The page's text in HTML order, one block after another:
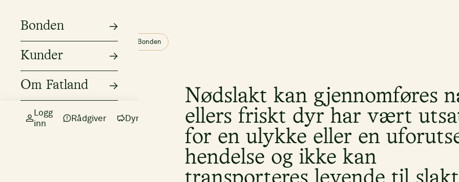
Bonden
Kunder
Om Fatland
Logg
inn
Rådgiver Dyr
Bonden
Nødslakt kan gjennomføres
ellers friskt dyr har vært
for en ulykke eller en
hendelse og ikke kan